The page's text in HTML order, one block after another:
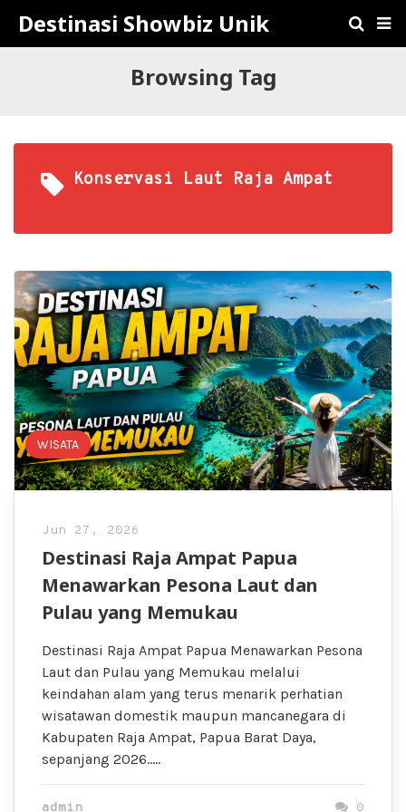
Destinasi Showbiz Unik
Browsing Tag
Konservasi Laut Raja Ampat
WISATA
Jun 27, 2026
Destinasi Raja Ampat Papua
Menawarkan Pesona Laut dan
Pulau yang Memukau
Destinasi Raja Ampat Papua Menawarkan Pesona
Laut dan Pulau yang Memukau melalui
keindahan alam yang terus menarik perhatian
wisatawan domestik maupun mancanegara di
Kabupaten Raja Ampat, Papua Barat Daya,
sepanjang 2026…..
admin 0